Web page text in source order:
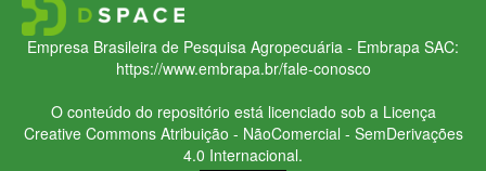
Empresa Brasileira de Pesquisa Agropecuária - Embrapa SAC:
https://www.embrapa.br/fale-conosco
O conteúdo do repositório está licenciado sob a Licença
Creative CommonsAtribuição - NãoComercial - SemDerivações
4.0 Internacional.